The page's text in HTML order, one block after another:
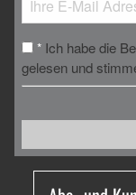
* Ich habe die
gelesen und